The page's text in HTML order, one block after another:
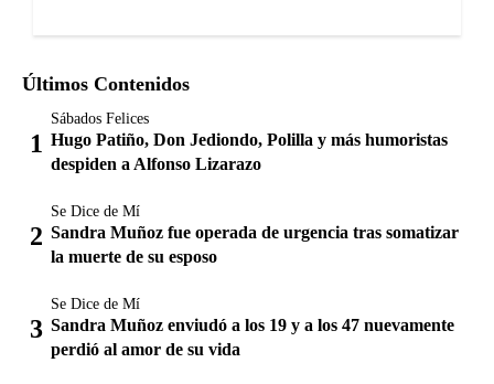
Últimos Contenidos
Sábados Felices
Hugo Patiño, Don Jediondo, Polilla y más humoristas
despiden a Alfonso Lizarazo
Se Dice de Mí
Sandra Muñoz fue operada de urgencia tras somatizar
la muerte de su esposo
Se Dice de Mí
Sandra Muñoz enviudó a los 19 y a los 47 nuevamente
perdió al amor de su vida